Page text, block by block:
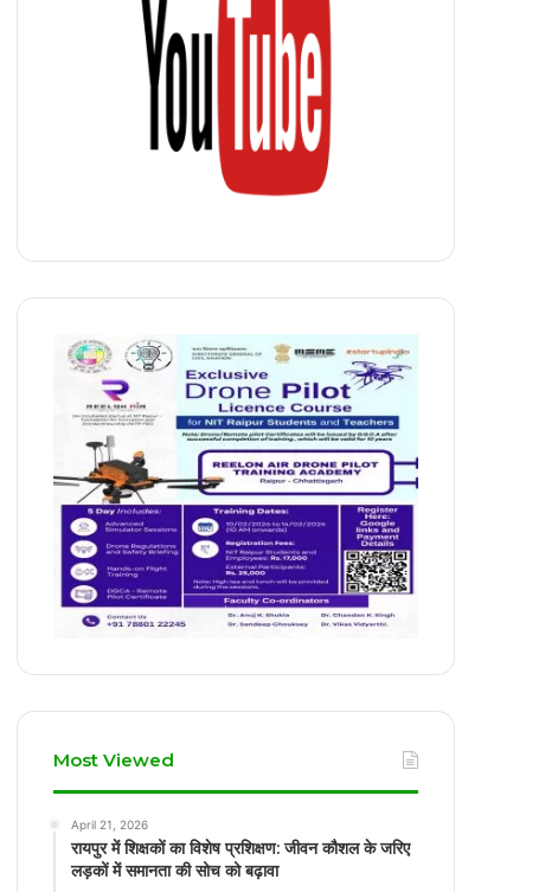
Most Viewed
April 21, 2026
रायपुर में शिक्षकों का विशेष प्रशिक्षण: जीवन कौशल के जरिए
लड़कों में समानता की सोच को बढ़ावा